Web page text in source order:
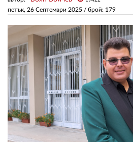
петък, 26 Септември 2025 / брой: 179